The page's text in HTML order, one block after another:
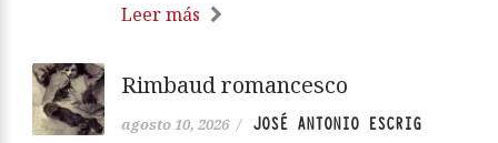
Leer más
Rimbaud romancesco
agosto 10, 2026 /
JOSÉ ANTONIO ESCRIG